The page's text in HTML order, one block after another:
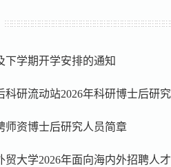
下学期开学安排的通知
研流动站2026年科研博士后研
师资博士后研究人员简章
大学2026年面向海内外招聘人